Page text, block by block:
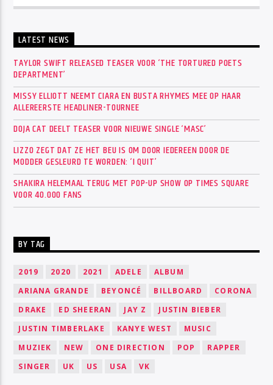
LATEST NEWS
TAYLOR SWIFT RELEASED TEASER VOOR ‘THE TORTURED POETS
DEPARTMENT’
MISSY ELLIOTT NEEMT CIARA EN BUSTA RHYMES MEE OP HAAR
ALLEREERSTE HEADLINER-TOURNEE
DOJA CAT DEELT TEASER VOOR NIEUWE SINGLE ‘MASC’
LIZZO ZEGT DAT ZE HET BEU IS OM DOOR IEDEREEN DOOR DE
MODDER GESLEURD TE WORDEN: ‘I QUIT’
SHAKIRA HELEMAAL TERUG MET POP-UP SHOW OP TIMES SQUARE
VOOR 40.000 FANS
BY TAG
2019 2020 2021 ADELE
ALBUM
ARIANA GRANDE
BEYONCÉ BILLBOARD
CORONA
DRAKE
ED SHEERAN JAY Z
JUSTIN BIEBER
JUSTIN TIMBERLAKE
KANYE WEST
MUSIC
MUZIEK
NEW ONE DIRECTION POP
RAPPER
SINGER
UK US USA VK